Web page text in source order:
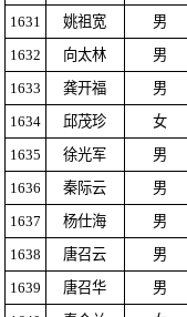
1631
姚祖宽
男
1632
向太林
男
1633
龚开福
男
1634
邱茂珍
女
1635
徐光军
男
1636
秦际云
男
1637
杨仕海
男
1638
唐召云
男
1639
唐召华
男